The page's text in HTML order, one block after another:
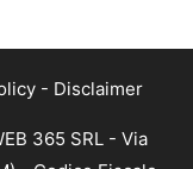
- Disclaimer
365 SRL - Via